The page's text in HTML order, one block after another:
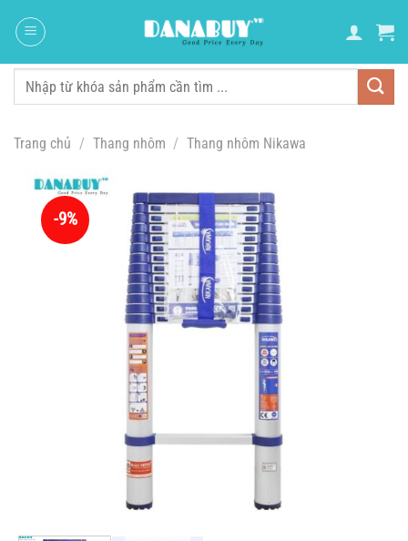
đến
dung
Tìm
Trang chủ / Thang nhôm / Thang nhôm Nikawa
-9%